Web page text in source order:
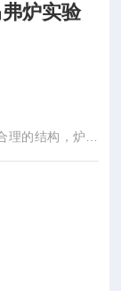
炉实验
的结构，炉膛
，控制系统采用
降温程序，控温
护装置采用独立
大大延长。